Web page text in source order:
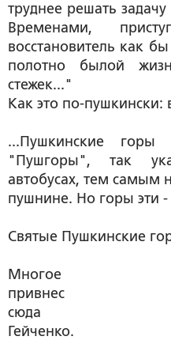
труднее решать
Временами,
восстановитель как
полотно былой
стежек..."
Как это по-пушкински:
...Пушкинские горы
"Пушгоры", так
автобусах, тем самым
пушнине. Но горы эти -
Святые Пушкинские
Многое
привнес
сюда
Гейченко.